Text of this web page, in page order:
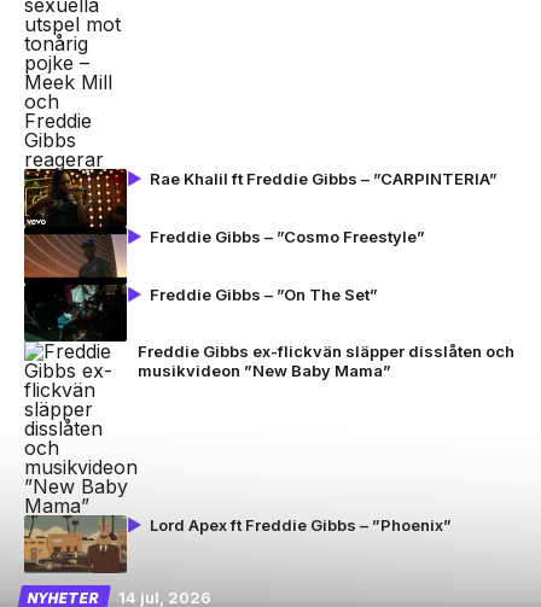
Rae Khalil ft Freddie Gibbs – ”CARPINTERIA”
Freddie Gibbs – ”Cosmo Freestyle”
Freddie Gibbs – ”On The Set”
Freddie Gibbs ex-flickvän släpper disslåten och
musikvideon ”New Baby Mama”
Lord Apex ft Freddie Gibbs – ”Phoenix”
NYHETER 14 jul, 2026